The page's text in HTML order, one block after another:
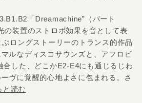
「Dreamachine”（パート
の装置のストロボ効果を音として表
ロングストーリーのトランス的作品
ルなディスコサウンズと、アフロビ
した、どこかE2-E4にも通じるじわ
ヴに覚醒的心地よさに包まれる。さ
と読む